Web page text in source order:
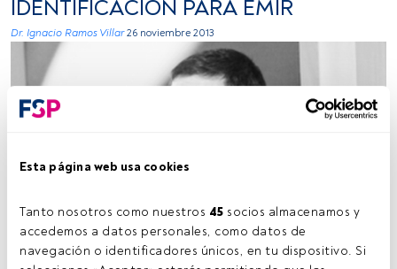
Esta página web usa cookies
Tanto nosotros como nuestros 45 socios almacenamos y
accedemos a datos personales, como datos de
navegación o identificadores únicos, en tu dispositivo. Si
IDENTIFICACIÓN PARA EMIR
Dr. Ignacio Ramos Villar 26 noviembre 2013
Tiempo lectura: 1 min.